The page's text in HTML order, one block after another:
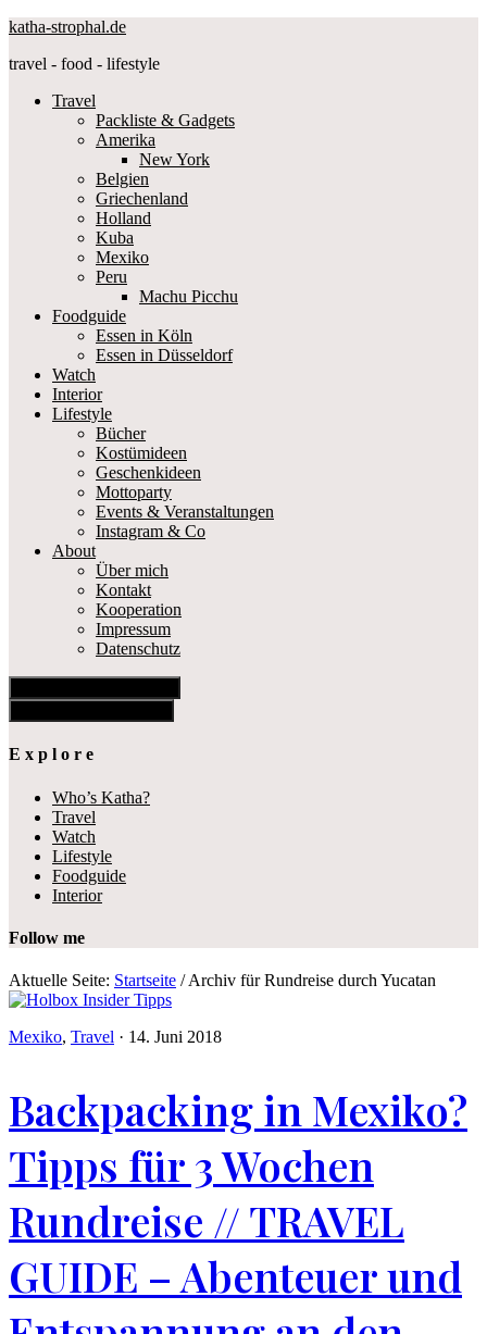
katha-strophal.de
travel - food - lifestyle
Travel
Packliste & Gadgets
Amerika
New York
Belgien
Griechenland
Holland
Kuba
Mexiko
Peru
Machu Picchu
Foodguide
Essen in Köln
Essen in Düsseldorf
Watch
Interior
Lifestyle
Bücher
Kostümideen
Geschenkideen
Mottoparty
Events & Veranstaltungen
Instagram & Co
About
Über mich
Kontakt
Kooperation
Impressum
Datenschutz
E x p l o r e
Who’s Katha?
Travel
Watch
Lifestyle
Foodguide
Interior
Follow me
Aktuelle Seite: Startseite /Archiv für Rundreise durch Yucatan
Mexiko, Travel · 14. Juni 2018
Backpacking in Mexiko?
Tipps für 3 Wochen
Rundreise // TRAVEL
GUIDE – Abenteuer und